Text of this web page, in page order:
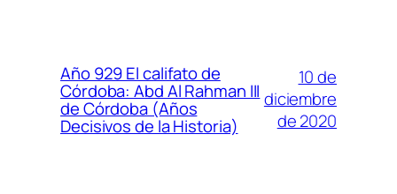
Año 929 El califato de
Córdoba: Abd Al Rahman III
de Córdoba (Años
Decisivos de la Historia)
10 de
diciembre
de 2020